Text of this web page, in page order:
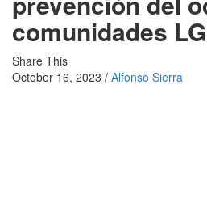
comunidades
Share This
October 16, 2023 / Alfonso Sierra